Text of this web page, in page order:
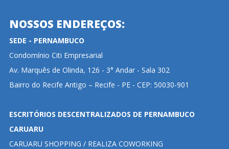
NOSSOS ENDEREÇOS:
SEDE - PERNAMBUCO
Condomínio Citi Empresarial
Av. Marquês de Olinda, 126 - 3° Andar - Sala 302
Bairro do Recife Antigo – Recife - PE - CEP: 50030-901
ESCRITÓRIOS DESCENTRALIZADOS DE PERNAMBUCO
CARUARU
CARUARU SHOPPING / REALIZA COWORKING